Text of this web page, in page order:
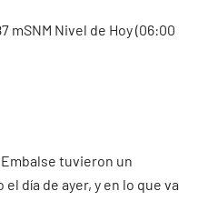
mSNM Nivel de Hoy (06:00
tuvieron un
día de ayer, y en lo que va